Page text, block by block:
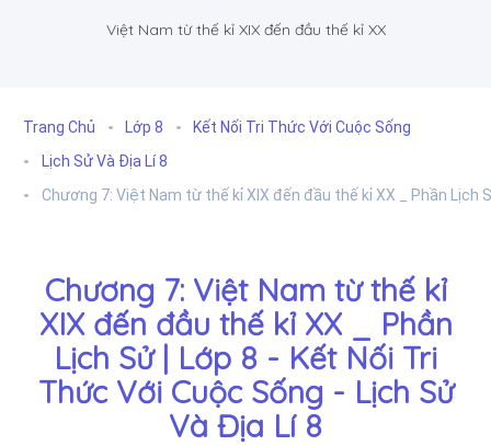
Việt Nam từ thế kỉ XIX đến đầu thế kỉ XX
Trang Chủ Lớp 8
Kết Nối Tri Thức Với Cuộc Sống
Lịch Sử Và Địa Lí 8
Chương 7: Việt Nam từ thế kỉ XIX đến đầu thế kỉ XX _ Phần Lịch
Chương 7: Việt Nam từ thế kỉ
XIX đến đầu thế kỉ XX _ Phần
Lịch Sử | Lớp 8 - Kết Nối Tri
Thức Với Cuộc Sống - Lịch Sử
Và Địa Lí 8